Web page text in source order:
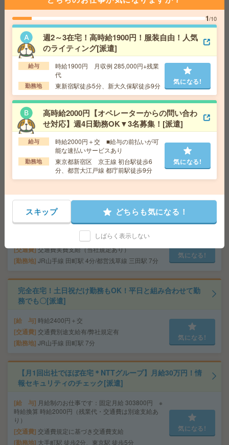
2名募集！≫環境系非営利団体≪審査・相談対応など＊時
給2600円[派遣]
給 与
時給2600円＋交 【月収例】526,500円～ ■
給与の前払いが可能な速払いサービスあり
交通費 交通費支給あり
東京都新宿区 都営大江戸線 都庁前駅徒歩3
分、中央線 新宿駅徒歩7分
気になる!
8名募集！定時まで＊JR新宿ミライナタワー勤務＊問い合
わせ対応など[派遣]
給 与 時給1800円＋交 ■給与の前払いが可能な速
払いサービスあり
交通費 交通費支給あり
勤務地 東京都新宿区 山手線 新宿駅徒歩3分
気になる!
＼完全在宅／週2日～＊1日4h～！オンライン講座の受
付！時給2400円[派遣]
交通費 交通費実費支給（当社規定あり）
勤務地 JR山手線 田町駅 4分/都営浅草線 三田駅 7分
気になる!
完全在宅！土日祝だけ勤務もOK！平日と組み合わせて勤
務でも〇[派遣]
給 与 時給2400円＋交
交通費 交通費別途支給有/弊社規定有
勤務地 JR山手線 田町駅 7分
気になる!
【月1回出社でほぼ在宅＊NTTグループ】月給30万円！情
報セキュリティのチェック[派遣]
給 与 月給制のお仕事です：固定月給 303800円 ※
時給換算 時給2000円（残業代・交通費は別途支給あ
り）
交通費 交通費規定に基づき交通費支給
勤務地 大手町駅 徒歩2分、東京駅 徒歩5分
気になる!
1/10
週2～3在宅！高時給1900円！服装自由！人気
のライティング[派遣]
給与
時給1900円 月収例 285,000円+残業
代
勤務地 東新宿駅徒歩5分、新大久保駅徒歩9分 気になる!
高時給2000円【オペレーターからの問い合わ
せ対応】週4日勤務OK▼3名募集！[派遣]
給与
時給2000円＋交 ■給与の前払いが可
能な速払いサービスあり
勤務地
東京都新宿区 京王線 初台駅徒歩6
分、都営大江戸線 都庁前駅徒歩9分
気になる!
スキップ どちらも気になる！
しばらく表示しない